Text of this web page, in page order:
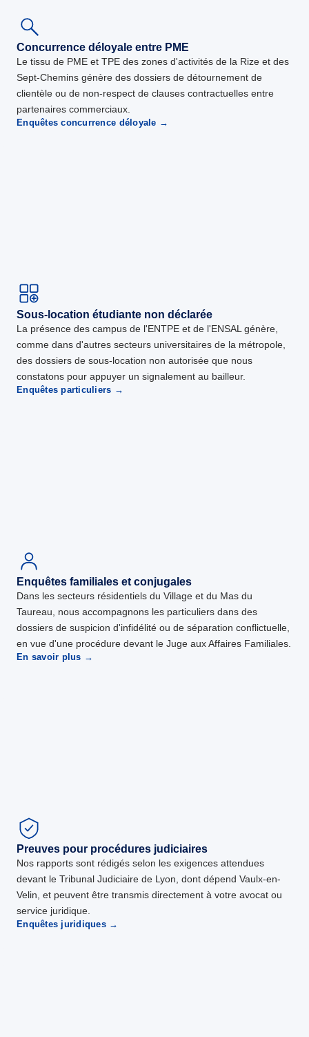
Concurrence déloyale entre PME
Le tissu de PME et TPE des zones d'activités de la Rize et des
Sept-Chemins génère des dossiers de détournement de
clientèle ou de non-respect de clauses contractuelles entre
partenaires commerciaux.
Enquêtes concurrence déloyale →
Sous-location étudiante non déclarée
La présence des campus de l'ENTPE et de l'ENSAL génère,
comme dans d'autres secteurs universitaires de la métropole,
des dossiers de sous-location non autorisée que nous
constatons pour appuyer un signalement au bailleur.
Enquêtes particuliers →
Enquêtes familiales et conjugales
Dans les secteurs résidentiels du Village et du Mas du
Taureau, nous accompagnons les particuliers dans des
dossiers de suspicion d'infidélité ou de séparation conflictuelle,
en vue d'une procédure devant le Juge aux Affaires Familiales.
En savoir plus →
Preuves pour procédures judiciaires
Nos rapports sont rédigés selon les exigences attendues
devant le Tribunal Judiciaire de Lyon, dont dépend Vaulx-en-
Velin, et peuvent être transmis directement à votre avocat ou
service juridique.
Enquêtes juridiques →